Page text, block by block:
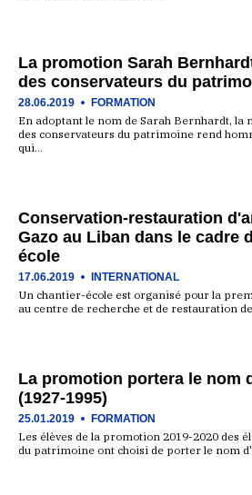
La promotion Sarah
des conservateurs du
28.06.2019 FORMATION
En adoptant le nom de Sarah Bernhardt, la
des conservateurs du patrimoine rend
qui…
Conservation-restauration
Gazo au Liban dans le cadre
école
17.06.2019 INTERNATIONAL
Un chantier-école est organisé pour la
au centre de recherche et de restauration
La promotion portera le nom
(1927-1995)
25.01.2019 FORMATION
Les élèves de la promotion 2019-2020 des
du patrimoine ont choisi de porter le nom